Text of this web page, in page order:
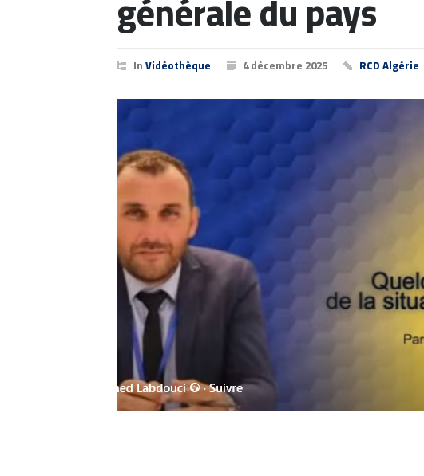
InVidéothèque 4 décembre 2025 RCD Algérie